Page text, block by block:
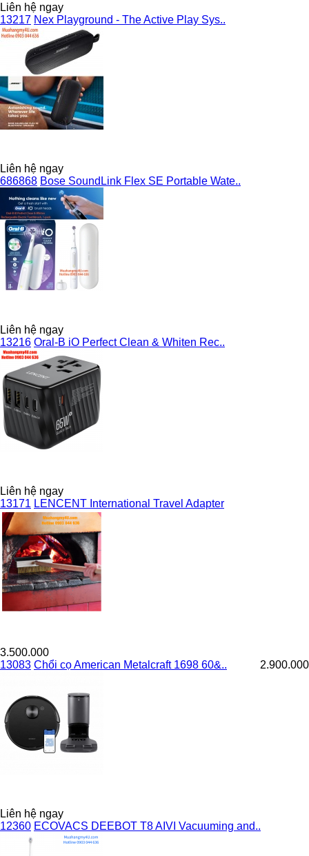
Liên hệ ngay
13217 Nex Playground - The Active Play Sys..
Liên hệ ngay
686868 Bose SoundLink Flex SE Portable Wate..
Liên hệ ngay
13216 Oral-B iO Perfect Clean & Whiten Rec..
Liên hệ ngay
13171 LENCENT International Travel Adapter
3.500.000
2.900.000
13083 Chổi cọ American Metalcraft 1698 60&..
Liên hệ ngay
12360 ECOVACS DEEBOT T8 AIVI Vacuuming and..